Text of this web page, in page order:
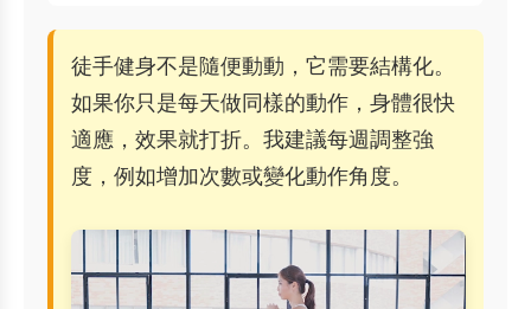
徒手健身不是隨便動動，它需要結構化。
如果你只是每天做同樣的動作，身體很快
適應，效果就打折。我建議每週調整強
度，例如增加次數或變化動作角度。